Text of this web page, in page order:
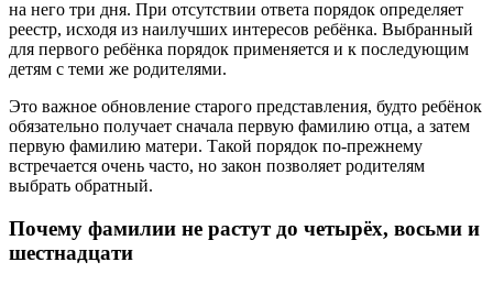
на него три дня. При отсутствии ответа порядок определяет
реестр, исходя из наилучших интересов ребёнка. Выбранный
для первого ребёнка порядок применяется и к последующим
детям с теми же родителями.
Это важное обновление старого представления, будто ребёнок
обязательно получает сначала первую фамилию отца, а затем
первую фамилию матери. Такой порядок по-прежнему
встречается очень часто, но закон позволяет родителям
выбрать обратный.
Почему фамилии не растут до четырёх, восьми и
шестнадцати